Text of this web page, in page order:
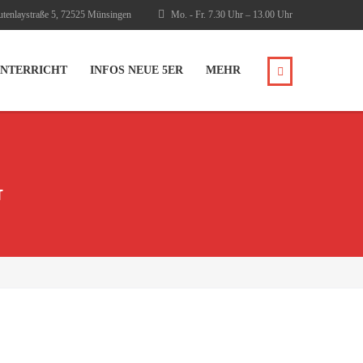
Mo. - Fr. 7.30 Uhr – 13.00 Uhr
5, 72525 Münsingen
INFOS NEUE 5ER MEHR